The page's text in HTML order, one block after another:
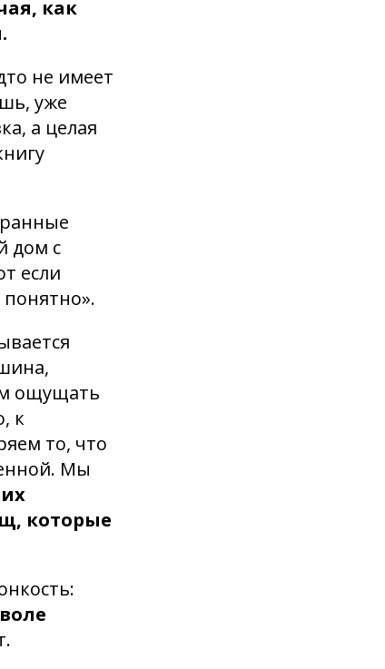
как
не имеет
уже
а целая
дом с
если
понятно».
ощущать
к
то, что
Мы
которые